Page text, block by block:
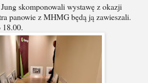
skomponowali wystawę z okazji
panowie z MHMG będą ją zawieszali.
18.00.